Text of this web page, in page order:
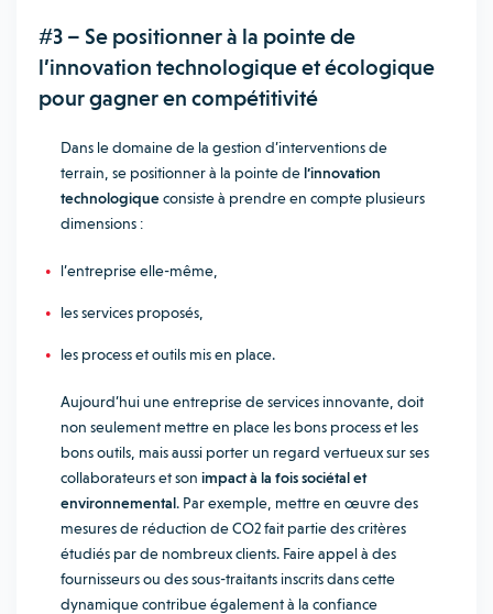
#3 – Se positionner à la pointe de
l’innovation technologique et écologique
pour gagner en compétitivité
Dans le domaine de la gestion d’interventions de
terrain, se positionner à la pointe del’innovation
technologiqueconsiste à prendre en compte plusieurs
dimensions :
l’entreprise elle-même,
les services proposés,
les process et outils mis en place.
Aujourd’hui une entreprise de services innovante, doit
non seulement mettre en place les bons process et les
bons outils, mais aussi porter un regard vertueux sur ses
collaborateurs et son impact à la fois sociétal et
environnemental. Par exemple, mettre en œuvre des
mesures de réduction de CO2 fait partie des critères
étudiés par de nombreux clients. Faire appel à des
fournisseurs ou des sous-traitants inscrits dans cette
dynamique contribue également à la confiance